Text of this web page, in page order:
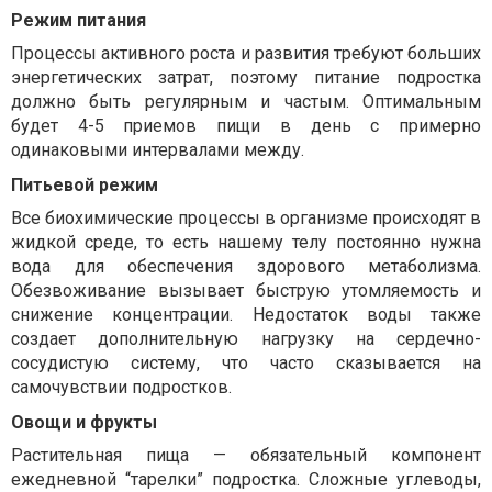
Режим питания
Процессы активного роста и развития требуют больших
энергетических затрат, поэтому питание подростка
должно быть регулярным и частым. Оптимальным
будет 4-5 приемов пищи в день с примерно
одинаковыми интервалами между.
Питьевой режим
Все биохимические процессы в организме происходят в
жидкой среде, то есть нашему телу постоянно нужна
вода для обеспечения здорового метаболизма.
Обезвоживание вызывает быструю утомляемость и
снижение концентрации. Недостаток воды также
создает дополнительную нагрузку на сердечно-
сосудистую систему, что часто сказывается на
самочувствии подростков.
Овощи и фрукты
Растительная пища — обязательный компонент
ежедневной “тарелки” подростка. Сложные углеводы,